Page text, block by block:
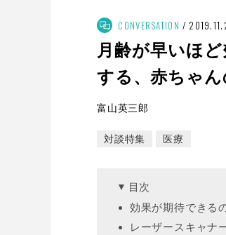
CONVERSATION
月齢が早いほ
する、赤ちゃ
富山英三郎
対談特集 医療
目次
効果が期待できる
レーザースキャナ